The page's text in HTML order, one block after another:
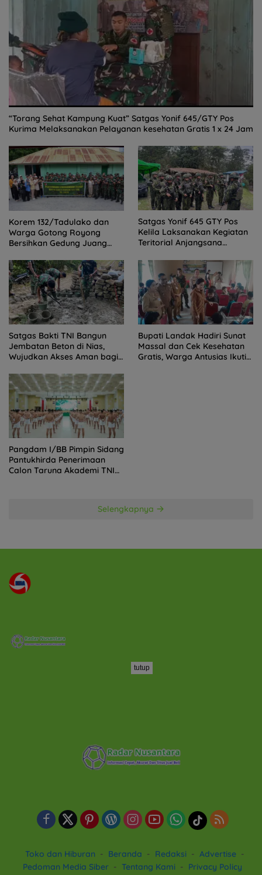
“Torang Sehat Kampung Kuat” Satgas Yonif 645/GTY Pos
Kurima Melaksanakan Pelayanan kesehatan Gratis 1 x 24 Jam
Korem 132/Tadulako dan
Warga Gotong Royong
Bersihkan Gedung Juang
Satgas Yonif 645 GTY Pos
Kelila Laksanakan Kegiatan
Teritorial Anjangsana
Lurah
Satgas Bakti TNI Bangun
Jembatan Beton di Nias,
Wujudkan Akses Aman bagi
Bupati Landak Hadiri Sunat
Massal dan Cek Kesehatan
Gratis, Warga Antusias Ikuti
Pangdam I/BB Pimpin Sidang
Pantukhirda Penerimaan
Calon Taruna Akademi TNI
Selengkapnya
Toko dan Hiburan Beranda Redaksi
Advertise
Pedoman Media Siber
Tentang Kami Privacy Policy
tutup